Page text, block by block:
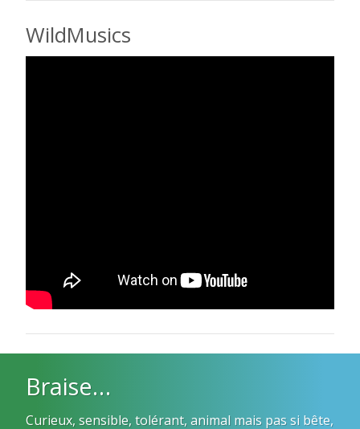
WildMusics
Braise…
Curieux, sensible, tolérant, animal mais pas si bête,